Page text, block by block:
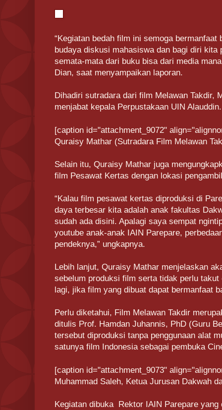
“Kegiatan bedah film ini semoga
budaya diskusi mahasiswa dan bagi diri kita
semata-mata dari buku bisa dari media
Dian, saat menyampaikan laporan.
Dihadiri sutradara dari film Melawan Takdir,
menjabat kepala Perpustakaan UIN Alauddin.
[caption id="attachment_9072"
Quraisy Mathar (Sutradara Film Melawan
Selain itu, Quraisy Mathar juga
film Pesawat Kertas dengan lokasi
“Kalau film pesawat kertas diproduksi di
daya terbesar kita adalah anak fakultas
sudah ada disini. Apalagi saya sempat
youtube anak-anak IAIN Parepare,
pendeknya,” ungkapnya.
Lebih lanjut, Quraisy Mathar menjelaskan
sebelum produksi film serta tidak perlu takut
lagi, jika film yang dibuat dapat bermanfaat
Perlu diketahui, Film Melawan Takdir
ditulis Prof. Hamdan Juhannis, PhD (Guru
tersebut diproduksi tanpa penggunaan alat
satunya film Indonesia sebagai pembuka
[caption id="attachment_9073"
Muhammad Saleh, Ketua Jurusan Dakwah
Kegiatan dibuka Rektor IAIN Parepare yang